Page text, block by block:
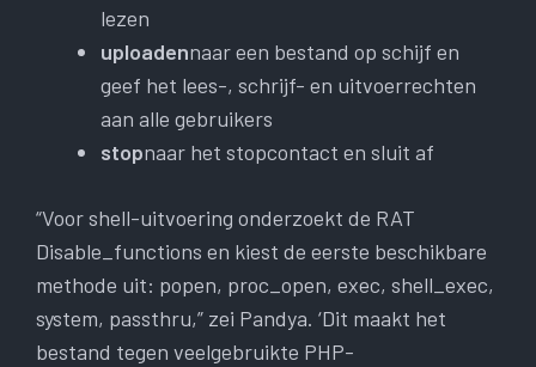
lezen
uploadennaar een bestand op schijf en
geef het lees-, schrijf- en uitvoerrechten
aan alle gebruikers
stopnaar het stopcontact en sluit af
“Voor shell-uitvoering onderzoekt de RAT
Disable_functions en kiest de eerste beschikbare
methode uit: popen, proc_open, exec, shell_exec,
system, passthru,” zei Pandya. ‘Dit maakt het
bestand tegen veelgebruikte PHP-